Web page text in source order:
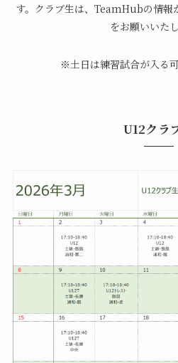
す。クラブ生は、TeamHubの情報
をお願いいたし
※土日は練習試合が入る
U12クラ